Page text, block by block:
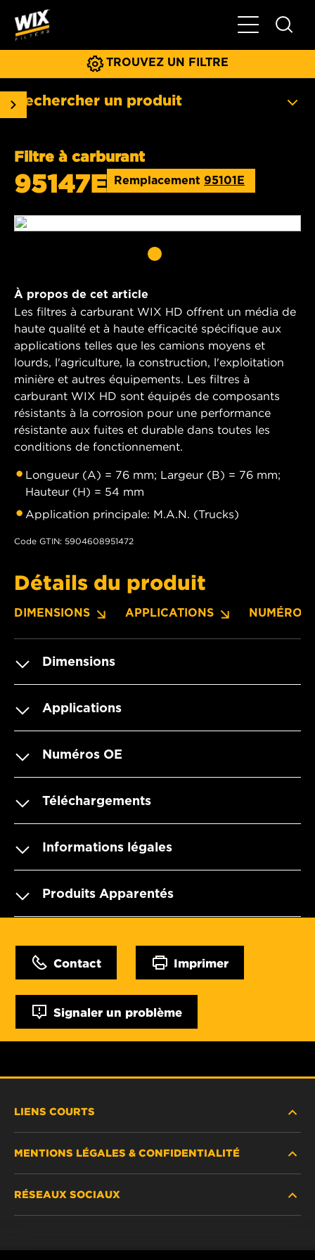
Basculer la
TROUVEZ UN FILTRE
Rechercher un produit
Filtre à carburant
95147E Remplacement 95101E
À propos de cet article
Les filtres à carburant WIX HD offrent un média de
haute qualité et à haute efficacité spécifique aux
applications telles que les camions moyens et
lourds, l'agriculture, la construction, l'exploitation
minière et autres équipements. Les filtres à
carburant WIX HD sont équipés de composants
résistants à la corrosion pour une performance
résistante aux fuites et durable dans toutes les
conditions de fonctionnement.
Longueur (A) = 76 mm; Largeur (B) = 76 mm;
Hauteur (H) = 54 mm
Application principale: M.A.N. (Trucks)
Code GTIN: 5904608951472
Détails du produit
DIMENSIONS APPLICATIONS NUMÉROS
Dimensions
Applications
Numéros OE
Téléchargements
Informations légales
Produits Apparentés
Contact Imprimer
Signaler un problème
LIENS COURTS
OÙ ACHETER
MENTIONS LÉGALES & CONFIDENTIALITÉ
RÉSEAUX SOCIAUX